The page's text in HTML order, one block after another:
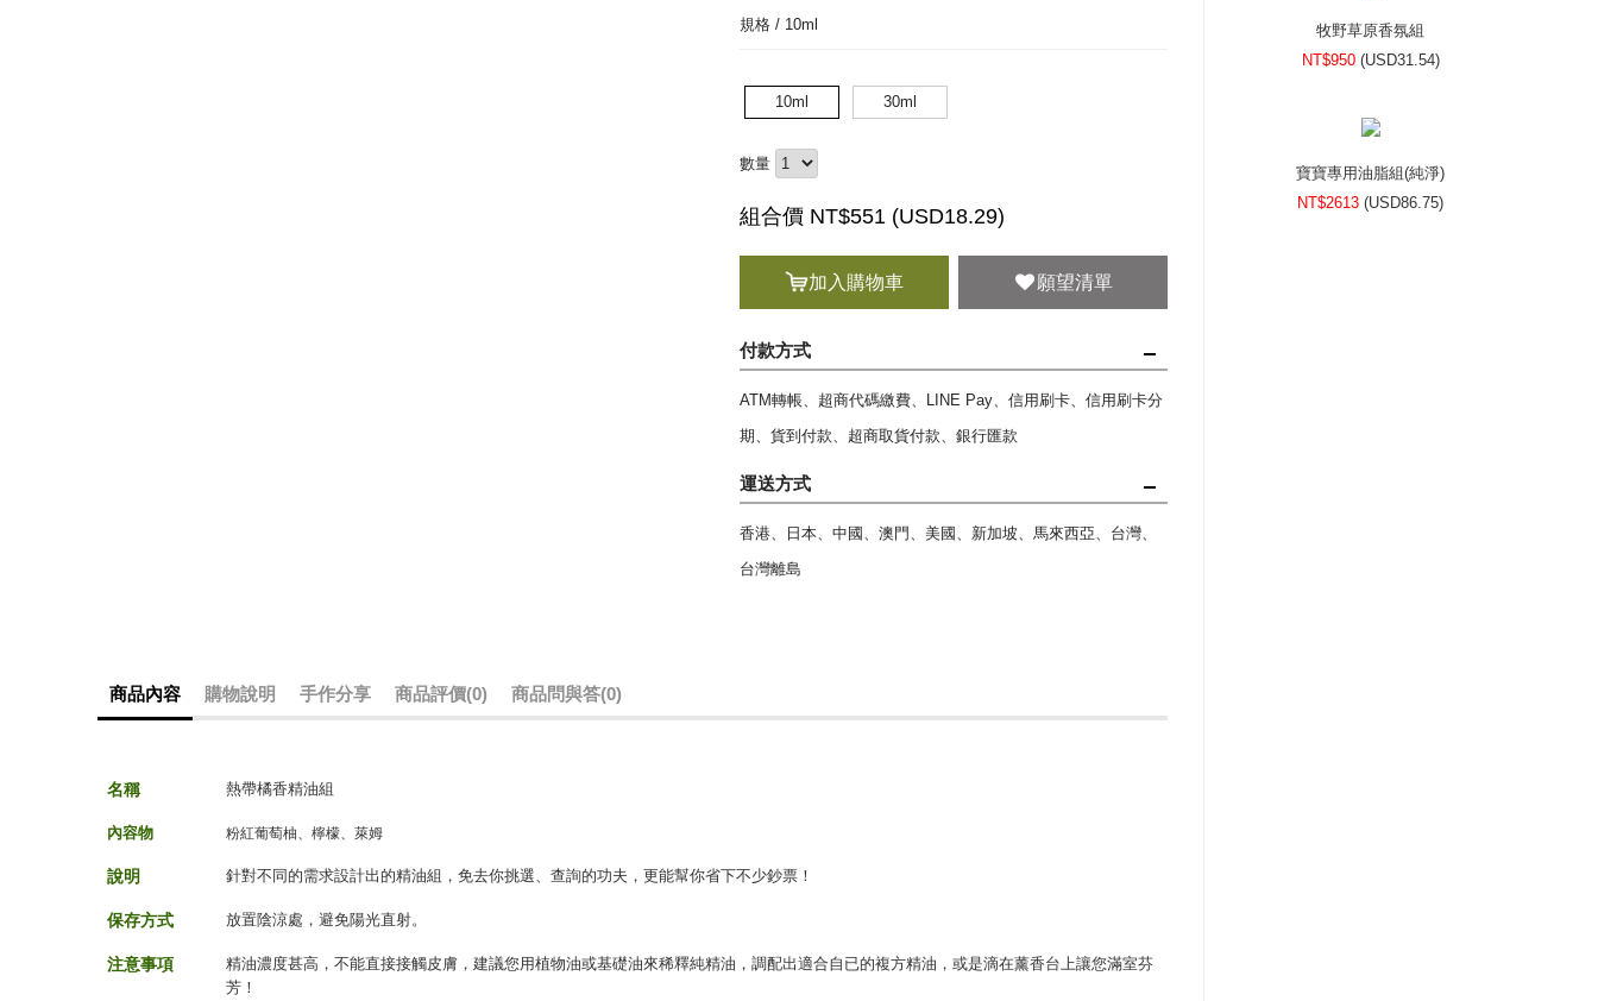
規格 / 10ml
10ml 30ml
數量
組合價 NT$551 (USD18.29)
加入購物車 願望清單
付款方式
ATM轉帳、超商代碼繳費、LINE Pay、信用刷卡、信用刷卡分
期、貨到付款、超商取貨付款、銀行匯款
運送方式
香港、日本、中國、澳門、美國、新加坡、馬來西亞、台灣、
台灣離島
商品內容 購物說明 手作分享 商品評價(0) 商品問與答(0)
名稱 熱帶橘香精油組
內容物 粉紅葡萄柚、檸檬、萊姆
說明 針對不同的需求設計出的精油組，免去你挑選、查詢的功夫，更能幫你省下不少鈔票！
保存方式 放置陰涼處，避免陽光直射。
注意事項
精油濃度甚高，不能直接接觸皮膚，建議您用植物油或基礎油來稀釋純精油，調配出適合自已的複方精油，或是滴在薰香台上讓您滿室芬
芳！
牧野草原香氛組
NT$950 (USD31.54)
寶寶專用油脂組(純淨)
NT$2613 (USD86.75)